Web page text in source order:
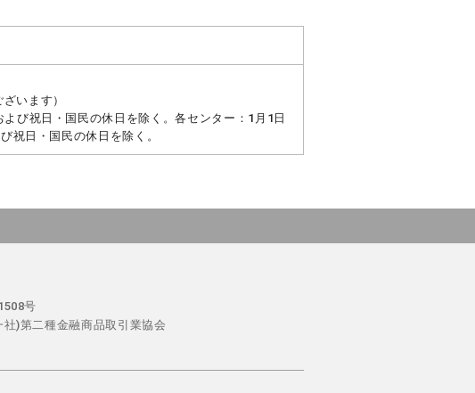
います）
び祝日・国民の休日を除く。各センター：1月1日
祝日・国民の休日を除く。
号
)第二種金融商品取引業協会